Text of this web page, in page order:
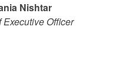
Nishtar
Executive Officer